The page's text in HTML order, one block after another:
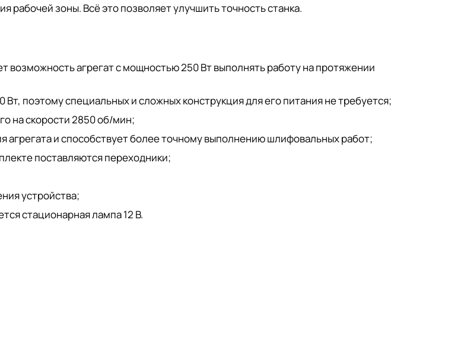
рабочей зоны. Всё это позволяет улучшить точность станка.
возможность агрегат с мощностью 250 Вт выполнять работу на протяжении
поэтому специальных и сложных конструкция для его питания не требуется;
на скорости 2850 об/мин;
и способствует более точному выполнению шлифовальных работ;
поставляются переходники;
устройства;
стационарная лампа 12 В.